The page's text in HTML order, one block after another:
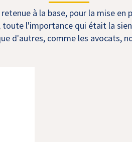
à la base, pour la mise
l'importance qui était la
d'autres, comme les avocats,